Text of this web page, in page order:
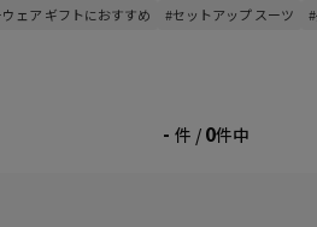
ェア ギフトにおすすめ #セットアップ スーツ
- 件 / 0件中